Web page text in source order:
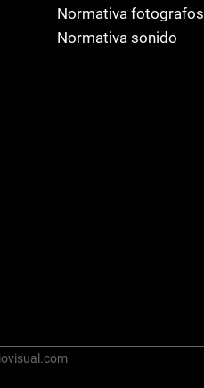
Normativa fotografos
Normativa sonido